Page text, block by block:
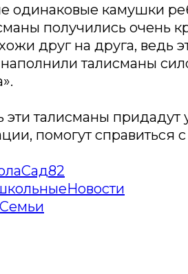
одинаковые камушки
получились очень
друг на друга, ведь
талисманы
эти талисманы
помогут справиться